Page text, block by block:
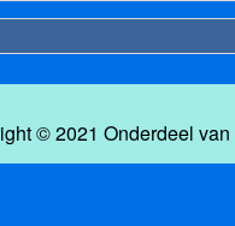
© 2021 Onderdeel van